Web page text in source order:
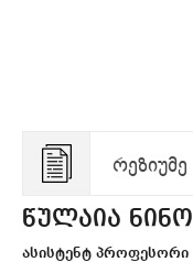
რეზიუმე
წულაია ნინო
ასისტენტ პროფესორი